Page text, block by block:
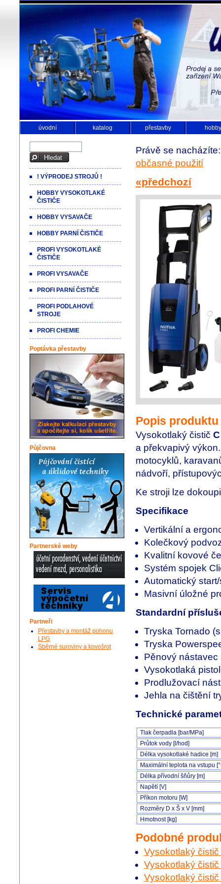
úvodní katalog přestavby hobby
Právě se
občasné použití
«předchozí
Popis produktu
Vysokotlaký čistič
a překvapivý
motocyklů,
nádvoří,
Ke stroji lze
Specifikace
Vertikální a
Kolečkový
Kvalitní kovové
Systém spojek
Automatický
Masivní úložné
Standardní
Tryska Tornado
Tryska
Pěnový nástavec
Vysokotlaká
Prodlužovací
Jehla na čištění
Technické
Tlak čerpadla [bar/MPa]
Průtok vody [l/hod]
Délka vysokotlaké hadice [m]
Maximální teplota na vstupu
Délka přívodní šňůry [m]
Napětí [V]
Příkon motoru [W]
Rozměry D x Š x V [mm]
Hmotnost [kg]
Podobné
Vysokotlaký
Vysokotlaký
Vysokotlaký
! VÝPRODEJ STROJŮ !
HOBBY VYSOKOTLAKÉ
ČISTIČE
HOBBY VYSAVAČE
HOBBY PARNÍ ČISTIČE
PROFI VYSOKOTLAKÉ
ČISTIČE
PROFI VYSAVAČE
PROFI PARNÍ ČISTIČE
PROFI PODLAHOVÉ
STROJE
PROFI CHEMIE
Poptávka přestavby
Půjčovna
Partnerské weby
Partneři
Přestavby a montáž pohonu
LPG
Sběrné suroviny a kovošrot